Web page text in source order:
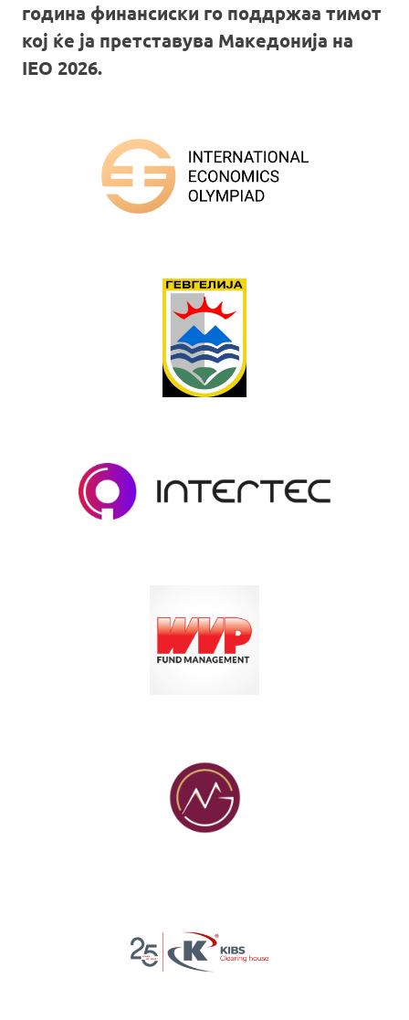
година финансиски го поддржаа тимот
кој ќе ја претставува Македонија на
IEO 2026.